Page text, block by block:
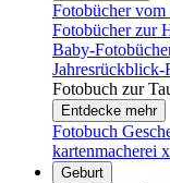
Fotobücher
Fotobücher zur
Baby-
Jahresrückblick-
Fotobuch zur
Entdecke mehr
Fotobuch
kartenmacherei
Geburt